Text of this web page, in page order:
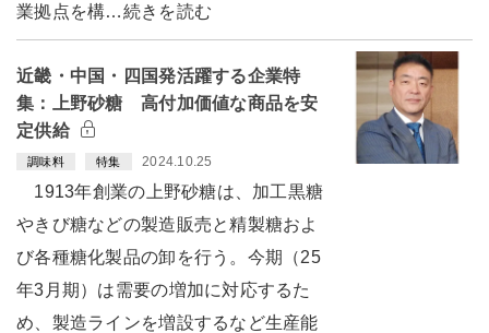
業拠点を構…続きを読む
近畿・中国・四国発活躍する企業特
集：上野砂糖 高付加価値な商品を安
定供給
調味料 特集 2024.10.25
1913年創業の上野砂糖は、加工黒糖
やきび糖などの製造販売と精製糖およ
び各種糖化製品の卸を行う。今期（25
年3月期）は需要の増加に対応するた
め、製造ラインを増設するなど生産能